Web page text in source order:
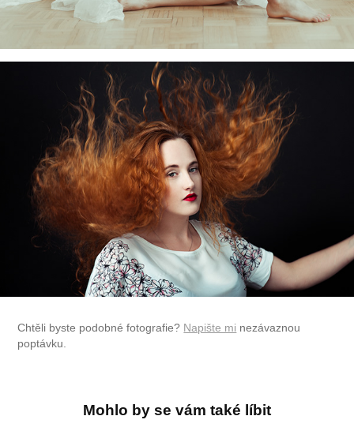
Chtěli byste podobné fotografie? Napište mi nezávaznou
poptávku.
Mohlo by se vám také líbit